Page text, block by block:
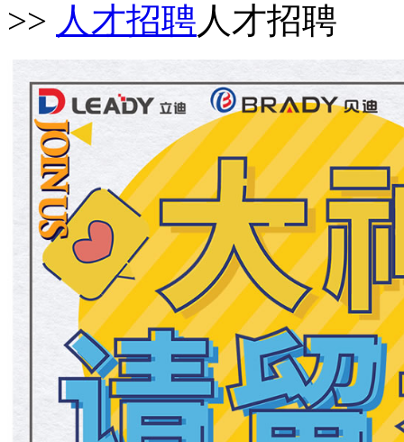
>> 人才招聘人才招聘